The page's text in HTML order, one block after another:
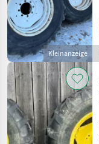
Kleinanzeige